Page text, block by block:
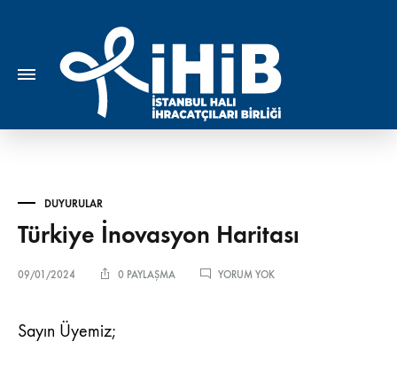
DUYURULAR
Türkiye İnovasyon Haritası
09/01/2024 0 PAYLAŞMA YORUM YOKTÜRKIYE
Sayın Üyemiz;